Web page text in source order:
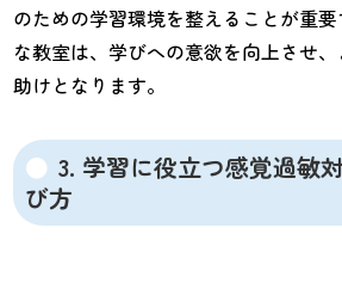
のための学習環境を整えることが重
な教室は、学びへの意欲を向上させ
助けとなります。
3. 学習に役立つ感覚過敏
び方